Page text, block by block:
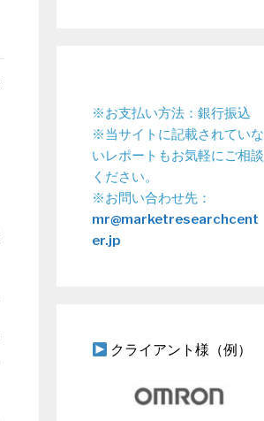
※お支払い方法：銀行振込
※当サイトに記載されていな
いレポートもお気軽にご相談
ください。
※お問い合わせ先：
mr@marketresearchcent
er.jp
クライアント様（例）